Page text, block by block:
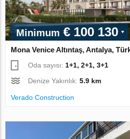
Minimum € 100 130
Mona Venice Altıntaş, Antalya,
Oda sayısı:1+1, 2+1, 3+1
Denize Yakınlık:5.9 km
Verado Construction